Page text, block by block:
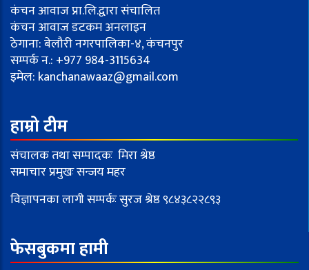
कंचन आवाज प्रा.लि.द्वारा संचालित
कंचन आवाज डटकम अनलाइन
ठेगाना: बेलौरी नगरपालिका-४, कंचनपुर
सम्पर्क न.: +977 984-3115634
इमेल: kanchanawaaz@gmail.com
हाम्रो टीम
संचालक तथा सम्पादकः मिरा श्रेष्ठ
समाचार प्रमुखः सन्जय महर
विज्ञापनका लागी सम्पर्कः सुरज श्रेष्ठ ९८४३८२२८९३
फेसबुकमा हामी